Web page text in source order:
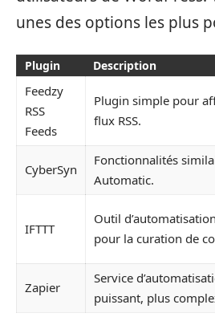
unes des options les plus
Plugin Description
Feedzy
RSS
Feeds
Plugin simple pour
flux RSS.
CyberSyn
Fonctionnalités
Automatic.
IFTTT
Outil
pour la curation de
Zapier
Service
puissant, plus